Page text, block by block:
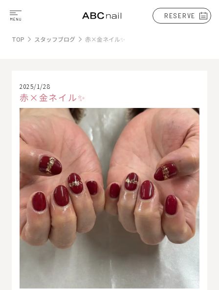
RESERVE
TOP スタッフブログ 赤×金ネイル✨
2025/1/28
赤×金ネイル✨